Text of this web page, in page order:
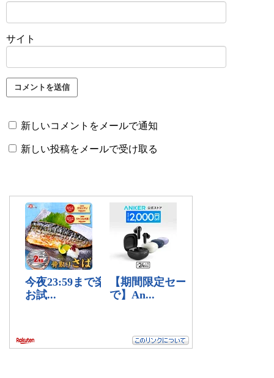
サイト
新しいコメントをメールで通知
新しい投稿をメールで受け取る